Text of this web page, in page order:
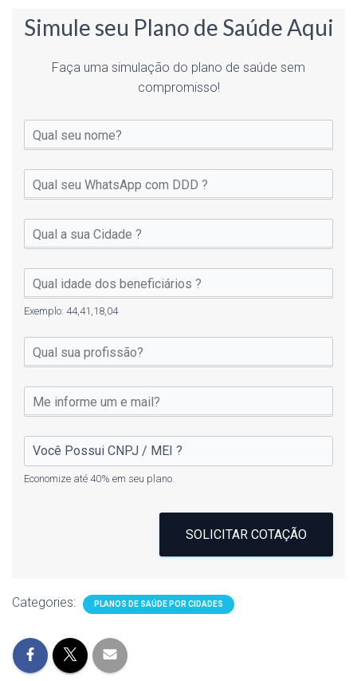
Simule seu Plano de Saúde Aqui
Faça uma simulação do plano de saúde sem
compromisso!
Exemplo: 44,41,18,04
Economize até 40% em seu plano.
SOLICITAR COTAÇÃO
Categories: PLANOS DE SAÚDE POR CIDADES